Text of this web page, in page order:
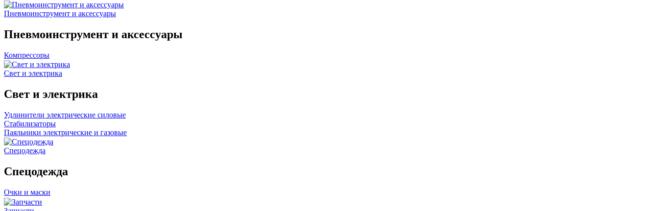
Пневмоинструмент и аксессуары
Пневмоинструмент и аксессуары
Компрессоры
Свет и электрика
Свет и электрика
Удлинители электрические силовые
Стабилизаторы
Паяльники электрические и газовые
Спецодежда
Спецодежда
Очки и маски